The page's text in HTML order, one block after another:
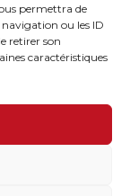
permettra de
ou les ID
retirer son
caractéristiques
Pluneret